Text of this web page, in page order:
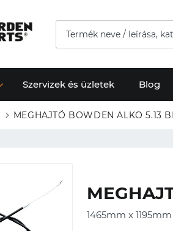
Szervizek és üzletek Blog
MEGHAJTÓ BOWDEN ALKO 5.13
1465mm x 1195mm